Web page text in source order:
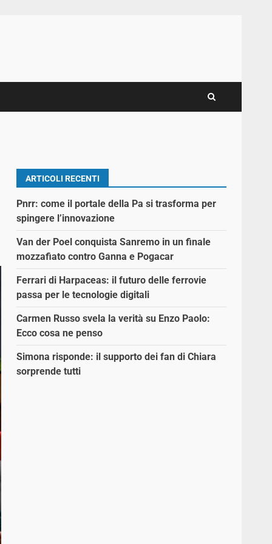
ARTICOLI RECENTI
Pnrr: come il portale della Pa si trasforma per
spingere l’innovazione
Van der Poel conquista Sanremo in un finale
mozzafiato contro Ganna e Pogacar
Ferrari di Harpaceas: il futuro delle ferrovie
passa per le tecnologie digitali
Carmen Russo svela la verità su Enzo Paolo:
Ecco cosa ne penso
Simona risponde: il supporto dei fan di Chiara
sorprende tutti